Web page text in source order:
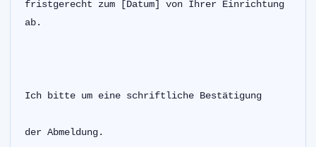
fristgerecht zum [Datum] von Ihrer Einrichtung
ab.
Ich bitte um eine schriftliche Bestätigung
der Abmeldung.